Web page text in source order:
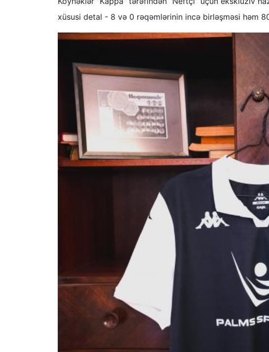
xüsusi detal - 8 və 0 rəqəmlərinin incə birləşməsi həm